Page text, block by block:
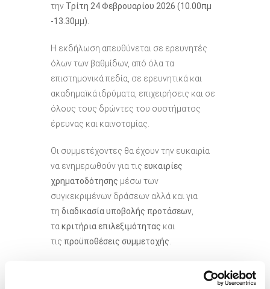
την Τρίτη 24 Φεβρουαρίου 2026 (10.00πμ
-13.30μμ).
Η εκδήλωση απευθύνεται σε ερευνητές
όλων των βαθμίδων, από όλα τα
επιστημονικά πεδία, σε ερευνητικά και
ακαδημαϊκά ιδρύματα, επιχειρήσεις και σε
όλους τους δρώντες του συστήματος
έρευνας και καινοτομίας.
Οι συμμετέχοντες θα έχουν την ευκαιρία
να ενημερωθούν για τις ευκαιρίες
χρηματοδότησης μέσω των
συγκεκριμένων δράσεων αλλά και για
τη διαδικασία υποβολής προτάσεων
τα κριτήρια επιλεξιμότητας και
τις προϋποθέσεις συμμετοχής